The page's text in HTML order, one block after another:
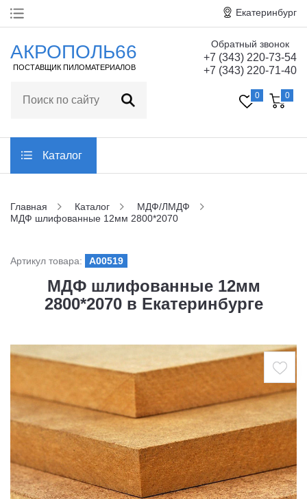
Главная
Статьи
Контакты
Заказать обратный звонок
Екатеринбург
АКРОПОЛЬ66
ПОСТАВЩИК ПИЛОМАТЕРИАЛОВ
Обратный звонок
+7 (343) 220-73-54
+7 (343) 220-71-40
0 0
Каталог
Главная Каталог
МДФ/ЛМДФ
МДФ шлифованные 12мм 2800*2070
Артикул товара: A00519
МДФ шлифованные 12мм
2800*2070 в Екатеринбурге